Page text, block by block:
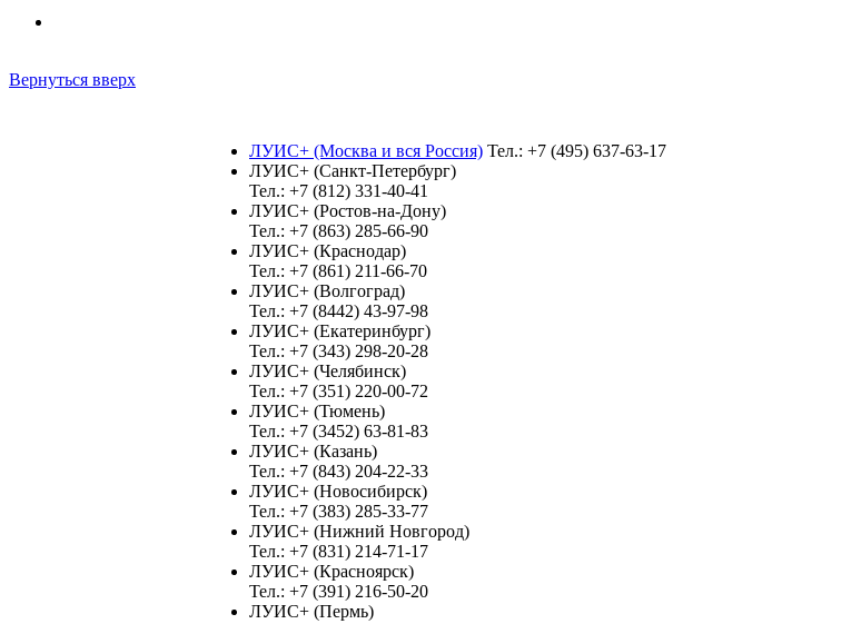
Вернуться вверх
ЛУИС+ (Москва и вся Россия) Тел.: +7 (495) 637-63-17
ЛУИС+ (Санкт-Петербург)
Тел.: +7 (812) 331-40-41
ЛУИС+ (Ростов-на-Дону)
Тел.: +7 (863) 285-66-90
ЛУИС+ (Краснодар)
Тел.: +7 (861) 211-66-70
ЛУИС+ (Волгоград)
Тел.: +7 (8442) 43-97-98
ЛУИС+ (Екатеринбург)
Тел.: +7 (343) 298-20-28
ЛУИС+ (Челябинск)
Тел.: +7 (351) 220-00-72
ЛУИС+ (Тюмень)
Тел.: +7 (3452) 63-81-83
ЛУИС+ (Казань)
Тел.: +7 (843) 204-22-33
ЛУИС+ (Новосибирск)
Тел.: +7 (383) 285-33-77
ЛУИС+ (Нижний Новгород)
Тел.: +7 (831) 214-71-17
ЛУИС+ (Красноярск)
Тел.: +7 (391) 216-50-20
ЛУИС+ (Пермь)